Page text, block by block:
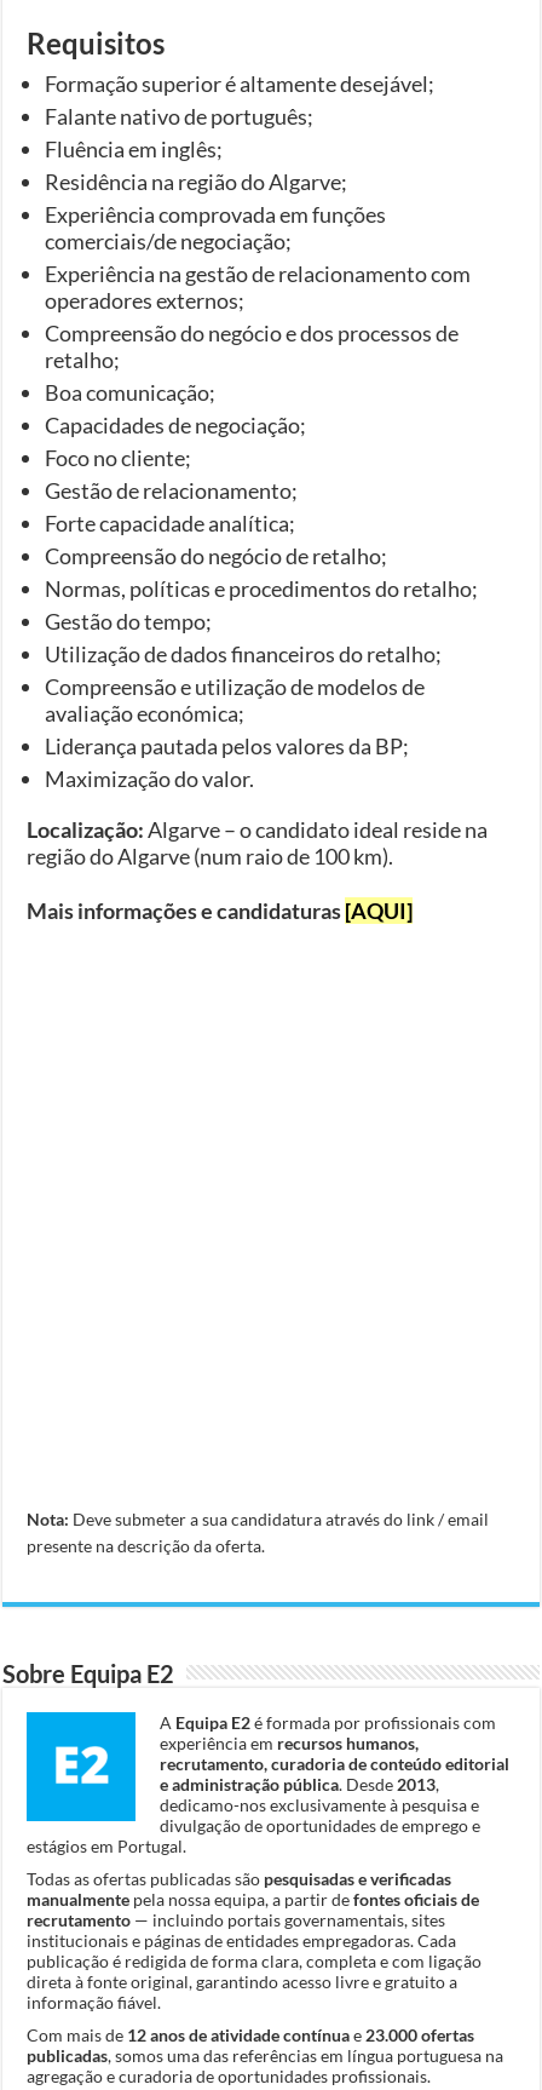
Requisitos
Formação superior é altamente desejável;
Falante nativo de português;
Fluência em inglês;
Residência na região do Algarve;
Experiência comprovada em funções
comerciais/de negociação;
Experiência na gestão de relacionamento com
operadores externos;
Compreensão do negócio e dos processos de
retalho;
Boa comunicação;
Capacidades de negociação;
Foco no cliente;
Gestão de relacionamento;
Forte capacidade analítica;
Compreensão do negócio de retalho;
Normas, políticas e procedimentos do retalho;
Gestão do tempo;
Utilização de dados financeiros do retalho;
Compreensão e utilização de modelos de
avaliação económica;
Liderança pautada pelos valores da BP;
Maximização do valor.
Localização:Algarve – o candidato ideal reside na
região do Algarve (num raio de 100 km).
Mais informações e candidaturas[AQUI]
Nota: Deve submeter a sua candidatura através do link / email
presente na descrição da oferta.
Sobre Equipa E2
A Equipa E2é formada por profissionais com
experiência em recursos humanos,
recrutamento, curadoria de conteúdo editorial
e administração pública. Desde 2013,
dedicamo-nos exclusivamente à pesquisa e
divulgação de oportunidades de emprego e
estágios em Portugal.
Todas as ofertas publicadas são pesquisadas e verificadas
manualmente pela nossa equipa, a partir defontes oficiais de
recrutamento — incluindo portais governamentais, sites
institucionais e páginas de entidades empregadoras. Cada
publicação é redigida de forma clara, completa e com ligação
direta à fonte original, garantindo acesso livre e gratuito a
informação fiável.
Com mais de 12 anos de atividade contínuae 23.000 ofertas
publicadas, somos uma das referências em língua portuguesa na
agregação e curadoria de oportunidades profissionais.